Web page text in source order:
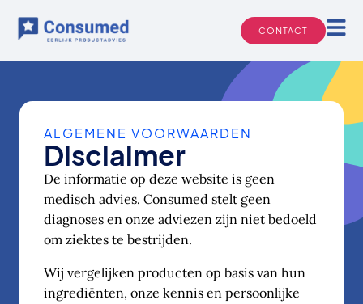
naar
CONTACT
ALGEMENE VOORWAARDEN
Disclaimer
De informatie op deze website is geen
medisch advies. Consumed stelt geen
diagnoses en onze adviezen zijn niet bedoeld
om ziektes te bestrijden.
Wij vergelijken producten op basis van hun
ingrediënten, onze kennis en persoonlijke